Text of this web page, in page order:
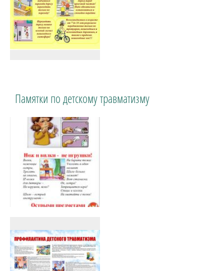
Памятки по детскому травматизму